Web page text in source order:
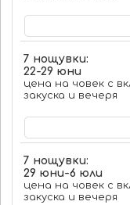
7 нощувки:
22-29 юни
цена на човек с
закуска и вечеря
7 нощувки:
29 юни-6 юли
цена на човек с
закуска и вечеря